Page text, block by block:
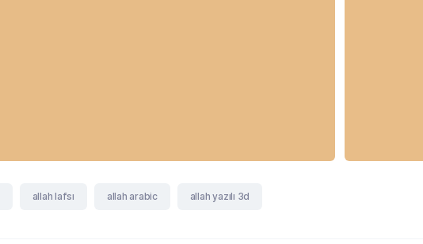
allah lafsı allah arabic allah yazılı 3d